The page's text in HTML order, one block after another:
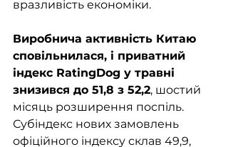
вразливість економіки.
Виробнича активність Китаю
сповільнилася, і приватний
індекс RatingDog у травні
знизився до 51,8 з 52,2, шостий
місяць розширення поспіль.
Субіндекс нових замовлень
офіційного індексу склав 49,9,